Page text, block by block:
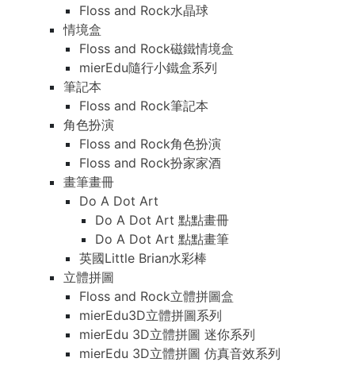
Floss and Rock水晶球
情境盒
Floss and Rock磁鐵情境盒
mierEdu隨行小鐵盒系列
筆記本
Floss and Rock筆記本
角色扮演
Floss and Rock角色扮演
Floss and Rock扮家家酒
畫筆畫冊
Do A Dot Art
Do A Dot Art 點點畫冊
Do A Dot Art 點點畫筆
英國Little Brian水彩棒
立體拼圖
Floss and Rock立體拼圖盒
mierEdu3D立體拼圖系列
mierEdu 3D立體拼圖 迷你系列
mierEdu 3D立體拼圖 仿真音效系列